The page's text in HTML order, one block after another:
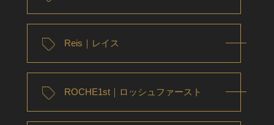
Reis｜レイス
ROCHE1st｜ロッシュファースト